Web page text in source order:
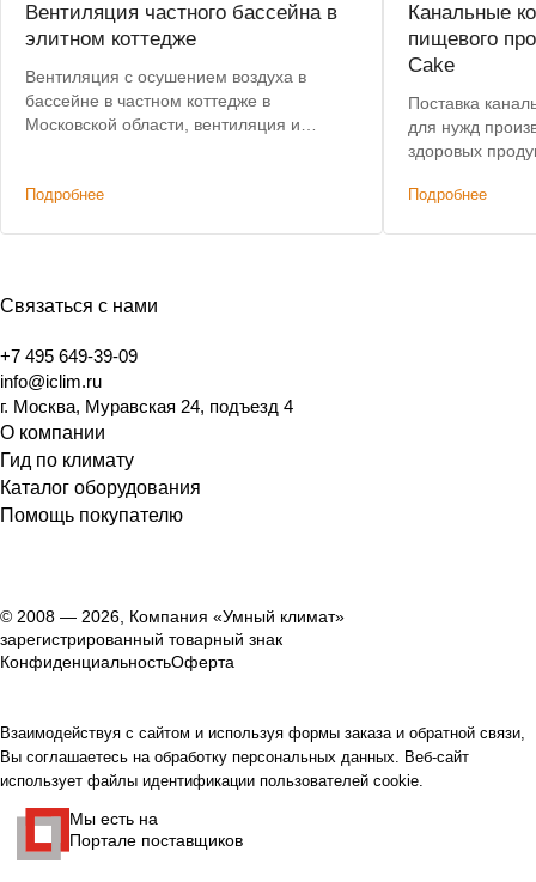
Вентиляция частного бассейна в
элитном коттедже
Вентиляция с осушением воздуха в
бассейне в частном коттедже в
Московской области, вентиляция и
изначальная смета по проекту.
Подробнее
Канальные
пищевого
Cake
Поставка
для нужд
здоровых
Подробнее
Связаться с нами
+7 495 649-39-09
info@iclim.ru
г. Москва, Муравская 24, подъезд 4
О компании
Гид по климату
Каталог оборудования
Помощь покупателю
© 2008 — 2026, Компания «Умный климат»
зарегистрированный товарный знак
КонфиденциальностьОферта
Взаимодействуя с сайтом и используя формы заказа и обратной связи,
Вы соглашаетесь на обработку персональных данных. Веб-сайт
использует файлы идентификации пользователей cookie.
Мы есть на
Портале поставщиков